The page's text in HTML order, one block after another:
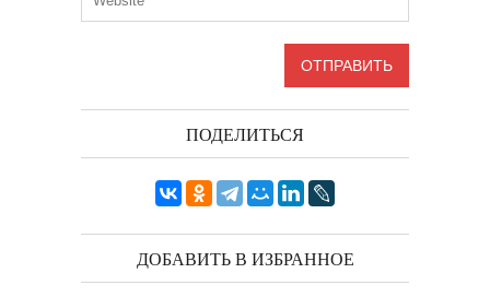
ПОДЕЛИТЬСЯ
ДОБАВИТЬ В ИЗБРАННОЕ